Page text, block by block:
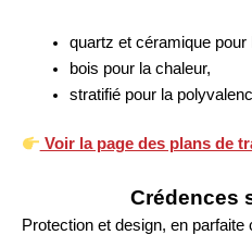
quartz et céramique pour
bois pour la chaleur,
stratifié pour la
Voir la page des plans de
Crédences
Protection et design, en